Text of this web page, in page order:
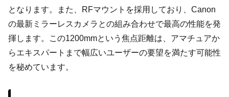
となります。また、RFマウントを採用しており、Canon
の最新ミラーレスカメラとの組み合わせで最高の性能を発
揮します。この1200mmという焦点距離は、アマチュアか
らエキスパートまで幅広いユーザーの要望を満たす可能性
を秘めています。